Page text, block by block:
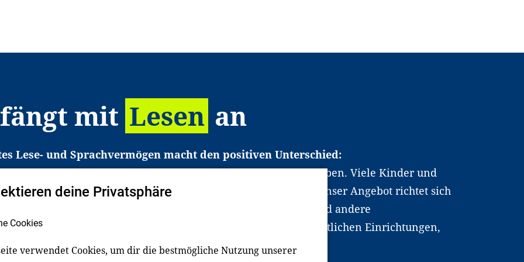
mit Lesen an
Lese- und Sprachvermögen macht den positiven Unterschied:
den Zugang zu Bildung und einem erfolgreichen Berufsleben. Viele Kinder und
in Deutschland haben aber große Schwierigkeiten dabei. Unser Angebot richtet sich
gezielt an Familien sowie an Erzieher*innen, Lehrer*innen und andere
Dafür arbeiten wir eng mit Ministerien, wissenschaftlichen Einrichtungen,
Unternehmen und anderen Stiftungen zusammen.
deine Privatsphäre
Cookies
verwendet Cookies, um dir die bestmögliche Nutzung unserer